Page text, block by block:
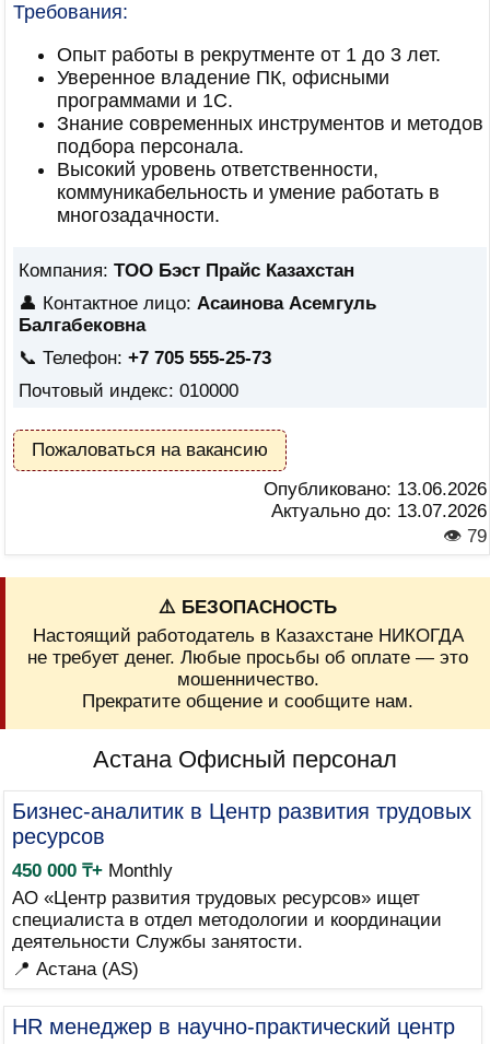
Требования:
Опыт работы в рекрутменте от 1 до 3 лет.
Уверенное владение ПК, офисными
программами и 1С.
Знание современных инструментов и методов
подбора персонала.
Высокий уровень ответственности,
коммуникабельность и умение работать в
многозадачности.
Компания: ТОО Бэст Прайс Казахстан
👤 Контактное лицо: Асаинова Асемгуль
Балгабековна
📞 Телефон: +7 705 555-25-73
Почтовый индекс: 010000
Пожаловаться на вакансию
Опубликовано: 13.06.2026
Актуально до: 13.07.2026
👁 79
⚠️ БЕЗОПАСНОСТЬ
Настоящий работодатель в Казахстане НИКОГДА
не требует денег. Любые просьбы об оплате — это
мошенничество.
Прекратите общение и сообщите нам.
Астана Офисный персонал
Бизнес-аналитик в Центр развития трудовых
ресурсов
450 000 ₸+Monthly
АО «Центр развития трудовых ресурсов» ищет
специалиста в отдел методологии и координации
деятельности Службы занятости.
📍 Астана (AS)
HR менеджер в научно-практический центр